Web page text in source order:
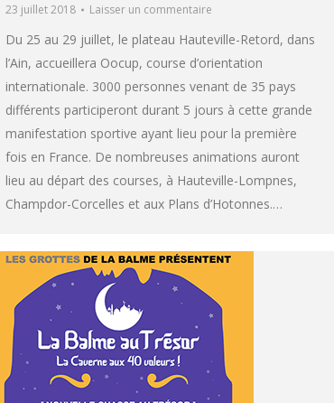
23 juillet 2018
Laisser un commentaire
Du 25 au 29 juillet, le plateau Hauteville-Retord, dans
l’Ain, accueillera Oocup, course d’orientation
internationale. 3000 personnes venant de 35 pays
différents participeront durant 5 jours à cette grande
manifestation sportive ayant lieu pour la première
fois en France. De nombreuses animations auront
lieu au départ des courses, à Hauteville-Lompnes,
Champdor-Corcelles et aux Plans d’Hotonnes.…